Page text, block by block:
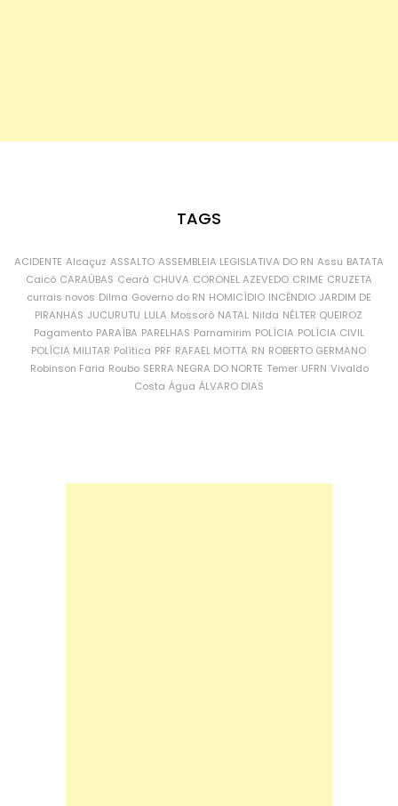
TAGS
ACIDENTE Alcaçuz ASSALTO ASSEMBLEIA LEGISLATIVA DO RN Assu BATATA
Caicó CARAÚBAS Ceará CHUVA CORONEL AZEVEDO CRIME CRUZETA
currais novos Dilma Governo do RN HOMICÍDIO INCÊNDIO JARDIM DE
PIRANHAS JUCURUTU LULA Mossoró NATAL Nilda NÉLTER QUEIROZ
Pagamento PARAÍBA PARELHAS Parnamirim POLÍCIA POLÍCIA CIVIL
POLÍCIA MILITAR Política PRF RAFAEL MOTTA RN ROBERTO GERMANO
Robinson Faria Roubo SERRA NEGRA DO NORTE Temer UFRN Vivaldo
Costa Água ÁLVARO DIAS